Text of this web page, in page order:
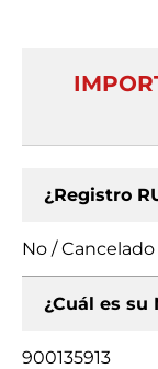
¿Registro
No / Cancelado
¿Cuál es su
900135913